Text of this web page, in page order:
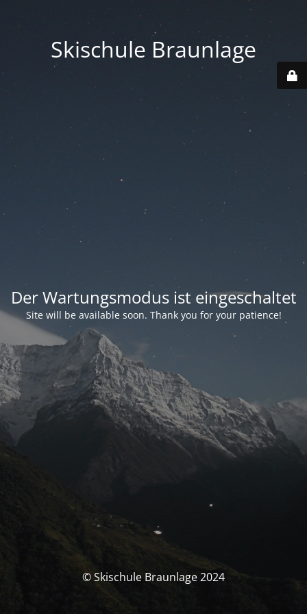
Skischule Braunlage
Der Wartungsmodus ist eingeschaltet
Site will be available soon. Thank you for your patience!
© Skischule Braunlage 2024